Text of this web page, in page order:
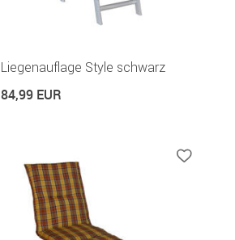
Liegenauflage Style schwarz
84,99 EUR